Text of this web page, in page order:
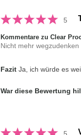
5
Kommentare zu Clear
Nicht mehr
FazitJa, ich würde es
War diese Bewertung
5